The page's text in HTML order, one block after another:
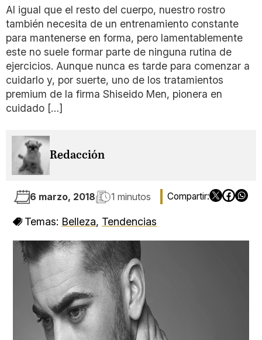
Al igual que el resto del cuerpo, nuestro rostro
también necesita de un entrenamiento constante
para mantenerse en forma, pero lamentablemente
este no suele formar parte de ninguna rutina de
ejercicios. Aunque nunca es tarde para comenzar a
cuidarlo y, por suerte, uno de los tratamientos
premium de la firma Shiseido Men, pionera en
cuidado […]
Redacción
6 marzo, 2018 1 minutos
Temas: Belleza, Tendencias